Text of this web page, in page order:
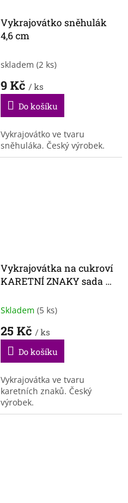
Vykrajovátko sněhulák
4,6 cm
skladem (2 ks)
9 Kč / ks
Do košíku
Vykrajovátko ve tvaru
sněhuláka. Český výrobek.
Vykrajovátka na cukroví
KARETNÍ ZNAKY sada 6
Skladem (5 ks)
25 Kč / ks
Do košíku
Vykrajovátka ve tvaru
karetních znaků. Český
výrobek.